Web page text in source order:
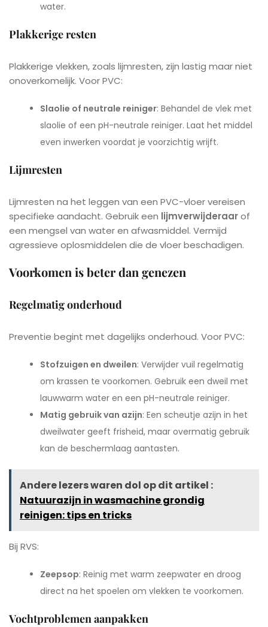
water.
Plakkerige resten
Plakkerige vlekken, zoals lijmresten, zijn lastig maar niet
onoverkomelijk. Voor PVC:
Slaolie of neutrale reiniger: Behandel de vlek met
slaolie of een pH-neutrale reiniger. Laat het middel
even inwerken voordat je voorzichtig wrijft.
Lijmresten
Lijmresten na het leggen van een PVC-vloer vereisen
specifieke aandacht. Gebruik een lijmverwijderaarof
een mengsel van water en afwasmiddel. Vermijd
agressieve oplosmiddelen die de vloer beschadigen.
Voorkomen is beter dan genezen
Regelmatig onderhoud
Preventie begint met dagelijks onderhoud. Voor PVC:
Stofzuigen en dweilen: Verwijder vuil regelmatig
om krassen te voorkomen. Gebruik een dweil met
lauwwarm water en een pH-neutrale reiniger.
Matig gebruik van azijn: Een scheutje azijn in het
dweilwater geeft frisheid, maar overmatig gebruik
kan de beschermlaag aantasten.
Andere lezers waren dol op dit artikel :
Natuurazijn in wasmachine grondig
reinigen: tips en tricks
Bij RVS:
Zeepsop: Reinig met warm zeepwater en droog
direct na het spoelen om vlekken te voorkomen.
Vochtproblemen aanpakken